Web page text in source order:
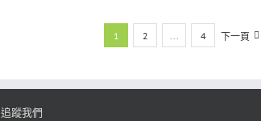
1 2 4 下一頁
追蹤我們